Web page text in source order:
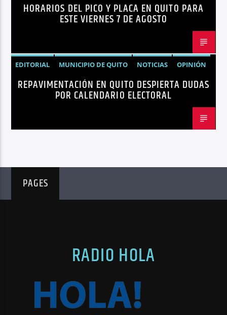
HORARIOS DEL PICO Y PLACA EN QUITO PARA
ESTE VIERNES 7 DE AGOSTO
EDITORIAL MUNICIPIO DE QUITO NOTICIAS
OPINIÓN
QUITO
REPAVIMENTACIÓN
REPAVIMENTACIÓN EN QUITO DESPIERTA DUDAS
POR CALENDARIO ELECTORAL
PAGES
RADIO HOLA